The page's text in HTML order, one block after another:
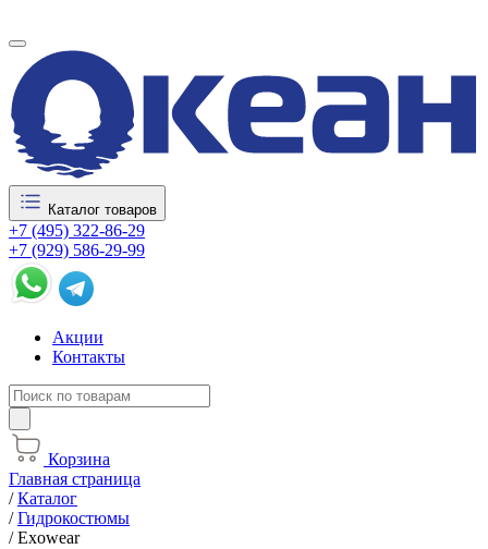
Каталог товаров
+7 (495) 322-86-29
+7 (929) 586-29-99
Акции
Контакты
Корзина
Главная страница
/Каталог
/Гидрокостюмы
/Exowear